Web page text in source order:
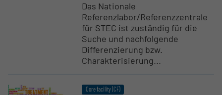
Das Nationale
Referenzlabor/Referenzzentrale
für STEC ist zuständig für die
Suche und nachfolgende
Differenzierung bzw.
Charakterisierung...
Core facility (CF)